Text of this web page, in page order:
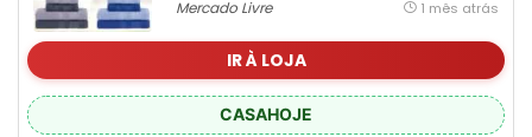
Mercado Livre 1 mês atrás
IR À LOJA
CASAHOJE